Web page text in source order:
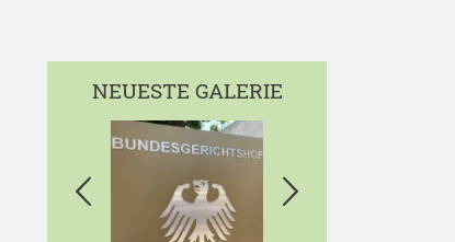
NEUESTE GALERIE